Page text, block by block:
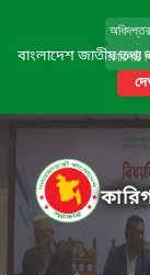
বাংলাদেশ জাতীয় তথ্য